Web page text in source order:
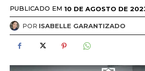
PUBLICADO EM 10 DE AGOSTO DE
POR ISABELLE GARANTIZADO